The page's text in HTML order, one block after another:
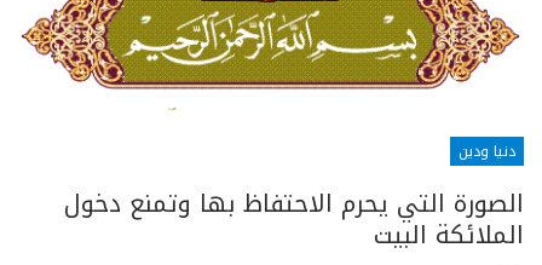
دنيا ودين
الصورة التي يحرم الاحتفاظ بها وتمنع دخول
الملائكة البيت